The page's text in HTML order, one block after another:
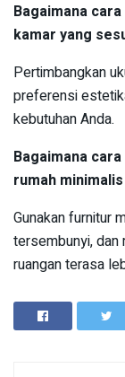
Bagaimana
kamar yang
Pertimbangkan
preferensi
kebutuhan Anda.
Bagaimana
rumah
Gunakan furnitur
tersembunyi, dan
ruangan terasa